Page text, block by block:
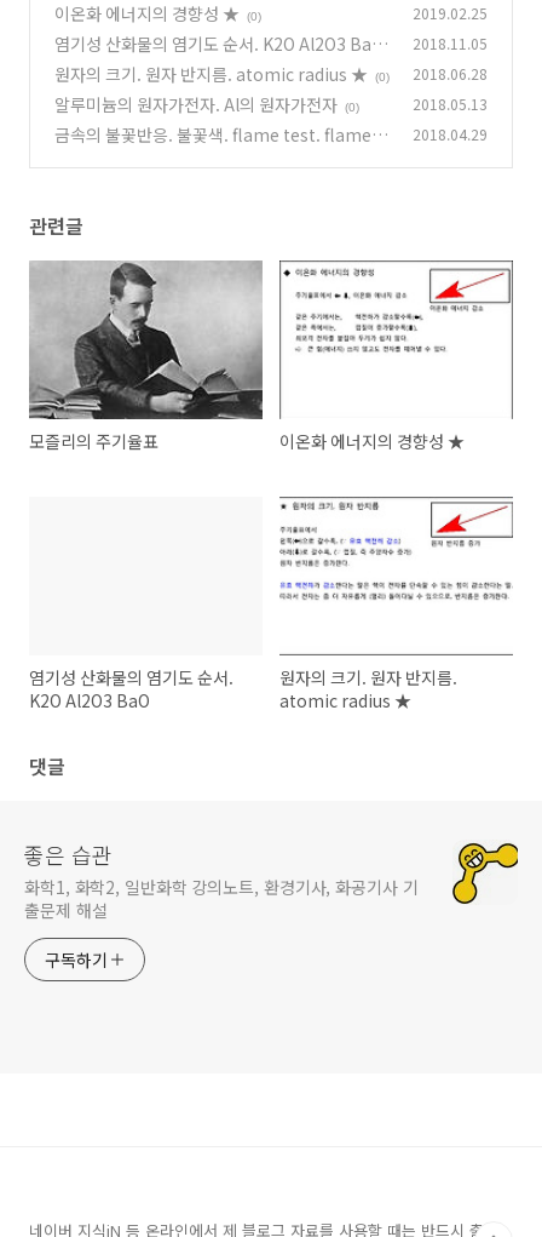
이온화 에너지의 경향성 ★ (0) 2019.02.25
염기성 산화물의 염기도 순서. K2O Al2O3 BaO
(2)
2018.11.05
원자의 크기. 원자 반지름. atomic radius ★ (0) 2018.06.28
알루미늄의 원자가전자. Al의 원자가전자 (0) 2018.05.13
금속의 불꽃반응. 불꽃색. flame test. flame c
2018.04.29
관련글
모즐리의 주기율표 이온화 에너지의 경향성 ★
염기성 산화물의 염기도 순서.
K2O Al2O3 BaO
원자의 크기. 원자 반지름.
atomic radius ★
댓글
좋은 습관
화학1, 화학2, 일반화학 강의노트, 환경기사, 화공기사 기
출문제 해설
구독하기
네이버 지식iN 등 온라인에서 제 블로그 자료를 사용할 때는 반드시 출처